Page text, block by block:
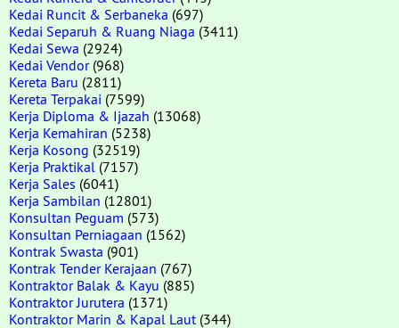
Kedai Runcit & Serbaneka (697)
Kedai Separuh & Ruang Niaga (3411)
Kedai Sewa (2924)
Kedai Vendor(968)
Kereta Baru (2811)
Kereta Terpakai (7599)
Kerja Diploma & Ijazah (13068)
Kerja Kemahiran (5238)
Kerja Kosong (32519)
Kerja Praktikal (7157)
Kerja Sales (6041)
Kerja Sambilan (12801)
Konsultan Peguam (573)
Konsultan Perniagaan (1562)
Kontrak Swasta (901)
Kontrak Tender Kerajaan (767)
Kontraktor Balak & Kayu (885)
Kontraktor Jurutera (1371)
Kontraktor Marin & Kapal Laut (344)